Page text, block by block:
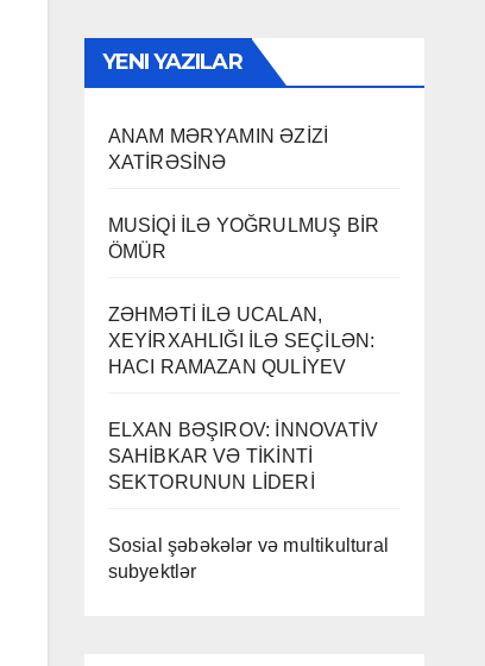
YENI YAZILAR
ANAM MƏRYAMIN ƏZİZİ
XATİRƏSİNƏ
MUSİQİ İLƏ YOĞRULMUŞ BİR
ÖMÜR
ZƏHMƏTİ İLƏ UCALAN,
XEYİRXAHLIĞI İLƏ SEÇİLƏN:
HACI RAMAZAN QULİYEV
ELXAN BƏŞIROV: İNNOVATİV
SAHİBKAR VƏ TİKİNTİ
SEKTORUNUN LİDERİ
Sosial şəbəkələr və multikultural
subyektlər